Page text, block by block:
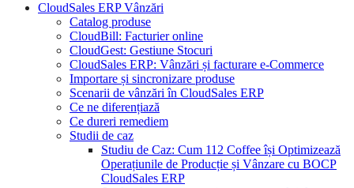
CloudSales ERP Vânzări
Catalog produse
CloudBill: Facturier online
CloudGest: Gestiune Stocuri
CloudSales ERP: Vânzări și facturare e-Commerce
Importare și sincronizare produse
Scenarii de vânzări în CloudSales ERP
Ce ne diferențiază
Ce dureri remediem
Studii de caz
Studiu de Caz: Cum 112 Coffee își Optimizează
Operațiunile de Producție și Vânzare cu BOCP
CloudSales ERP